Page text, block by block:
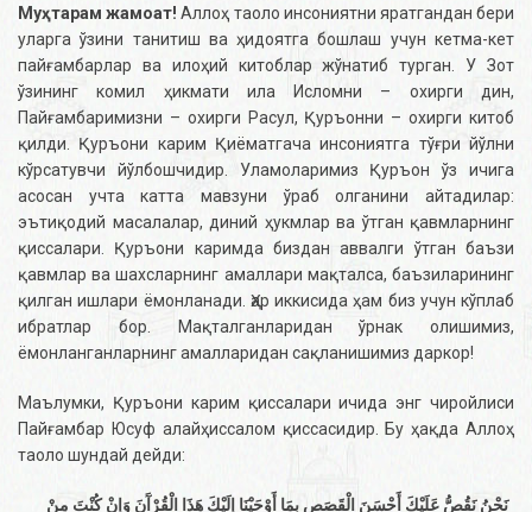
Муҳтарам жамоат!Аллоҳ таоло инсониятни яратгандан бери
уларга ўзини танитиш ва ҳидоятга бошлаш учун кетма-кет
пайғамбарлар ва илоҳий китоблар жўнатиб турган. У Зот
ўзининг комил ҳикмати ила Исломни – охирги дин,
Пайғамбаримизни – охирги Расул, Қуръонни – охирги китоб
қилди. Қуръони карим Қиёматгача инсониятга тўғри йўлни
кўрсатувчи йўлбошчидир. Уламоларимиз Қуръон ўз ичига
асосан учта катта мавзуни ўраб олганини айтадилар:
эътиқодий масалалар, диний ҳукмлар ва ўтган қавмларнинг
қиссалари. Қуръони каримда биздан аввалги ўтган баъзи
қавмлар ва шахсларнинг амаллари мақталса, баъзиларининг
қилган ишлари ёмонланади. Ҳар иккисида ҳам биз учун кўплаб
ибратлар бор. Мақталганларидан ўрнак олишимиз,
ёмонланганларнинг амалларидан сақланишимиз даркор!
Маълумки, Қуръони карим қиссалари ичида энг чиройлиси
Пайғамбар Юсуф алайҳиссалом қиссасидир. Бу ҳақда Аллоҳ
таоло шундай дейди:
نَحْنُ نَقُصُّ عَلَيْكَ أَحْسَنَ الْقَصَصِ بِمَا أَوْحَيْنَا إِلَيْكَ هَذَا الْقُرْآَنَ وَإِنْ كُنْتَ مِنْ